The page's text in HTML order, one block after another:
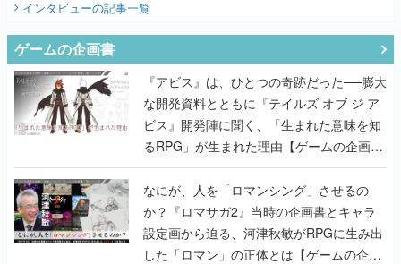
インタビューの記事一覧
ゲームの企画書
『アビス』は、ひとつの奇跡だった──膨大
な開発資料とともに『テイルズ オブ ジ ア
ビス』開発陣に聞く、「生まれた意味を知
るRPG」が生まれた理由【ゲームの企画
書】
なにが、人を「ロマンシング」させるの
か？『ロマサガ2』当時の企画書とキャラ
設定画から迫る、河津秋敏がRPGに生み出
した「ロマン」の正体とは【ゲームの企画